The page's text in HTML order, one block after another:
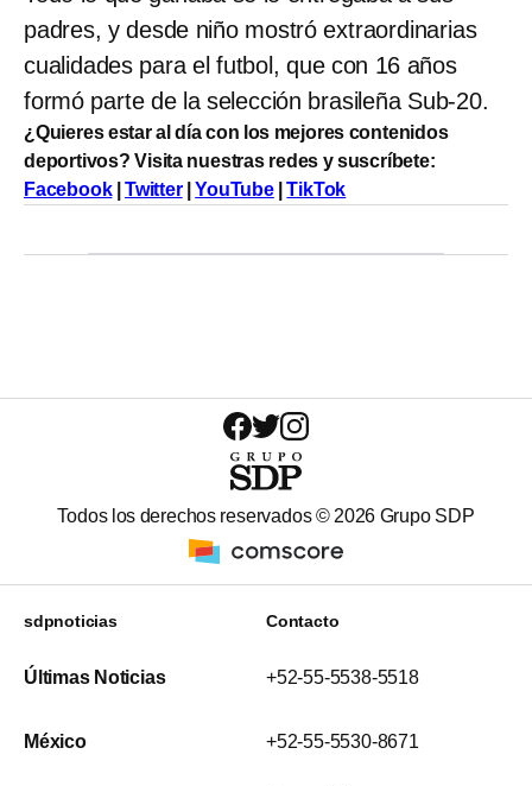
padres, y desde niño mostró extraordinarias
cualidades para el futbol, que con 16 años
formó parte de la selección brasileña Sub-20.
¿Quieres estar al día con los mejores contenidos
deportivos? Visita nuestras redes y suscríbete:
Facebook|Twitter|YouTube|TikTok
Todos los derechos reservados © 2026 Grupo SDP
sdpnoticias
Últimas Noticias
México
Contacto
+52-55-5538-5518
+52-55-5530-8671